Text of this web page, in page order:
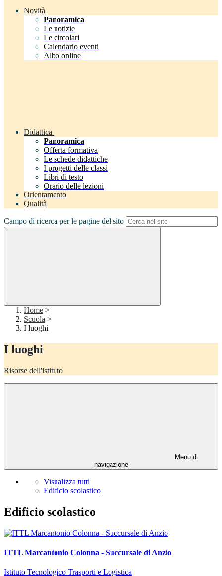
Novità
Panoramica
Le notizie
Le circolari
Calendario eventi
Albo online
Didattica
Panoramica
Offerta formativa
Le schede didattiche
I progetti delle classi
Libri di testo
Orario delle lezioni
Orientamento
Qualità
Campo di ricerca per le pagine del sito
Home >
Scuola >
I luoghi
I luoghi
Risorse dell'istituto
Menu di
navigazione
Visualizza tutti
Edificio scolastico
Edificio scolastico
ITTL Marcantonio Colonna - Succursale di Anzio
Istituto Tecnologico Trasporti e Logistica